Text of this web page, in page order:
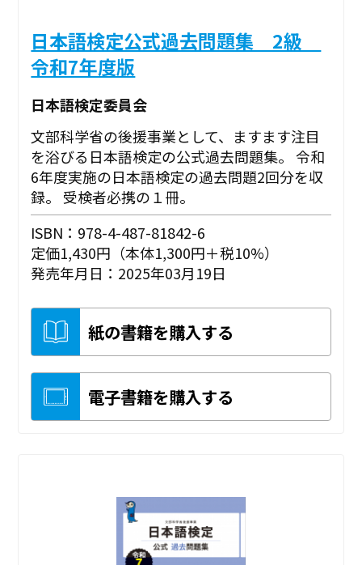
日本語検定公式過去問題集 2級
令和7年度版
日本語検定委員会
文部科学省の後援事業として、ますます注目
を浴びる日本語検定の公式過去問題集。 令和
6年度実施の日本語検定の過去問題2回分を収
録。 受検者必携の１冊。
ISBN：978-4-487-81842-6
定価1,430円（本体1,300円＋税10%）
発売年月日：2025年03月19日
紙の書籍を購入する
電子書籍を購入する